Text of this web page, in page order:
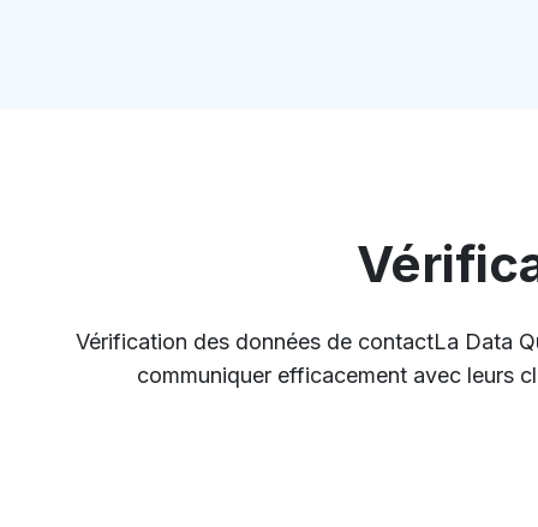
Vérification des données de contactLa Data
communiquer efficacement avec leurs